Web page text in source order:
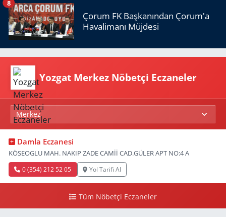
Çorum FK Başkanından Çorum'a
Havalimanı Müjdesi
8
Yozgat Merkez Nöbetçi Eczaneler
Damla Eczanesi
KÖSEOGLU MAH. NAKIP ZADE CAMİİ CAD.GÜLER APT NO:4 A
0 (354) 212 52 05 Yol Tarifi Al
Tüm Nöbetçi Eczaneler